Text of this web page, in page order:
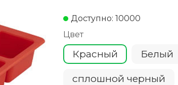
Доступно: 10000
Цвет
Красный Белый
сплошной черный